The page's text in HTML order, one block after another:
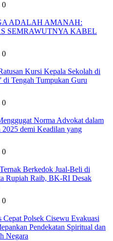
0
ADALAH AMANAH:
SEMRAWUTNYA KABEL
0
Kursi Kepala Sekolah di
Tengah Tumpukan Guru
0
Norma Advokat dalam
demi Keadilan yang
0
Berkedok Jual-Beli di
Rupiah Raib, BK-RI Desak
0
Polsek Cisewu Evakuasi
Pendekatan Spiritual dan
Negara